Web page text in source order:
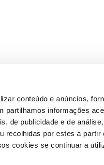
conteúdo e anúncios,
partilhamos informações
de publicidade e de
recolhidas por estes a
cookies se continuar a